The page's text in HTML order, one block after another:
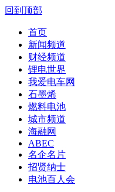
回到顶部
首页
新闻频道
财经频道
锂电世界
我爱电车网
石墨烯
燃料电池
城市频道
海融网
ABEC
名企名片
招贤纳士
电池百人会